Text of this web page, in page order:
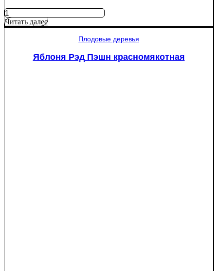
Количество
товара
Туя
Читать далее
Плодовые деревья
Яблоня Рэд Пэшн красномякотная